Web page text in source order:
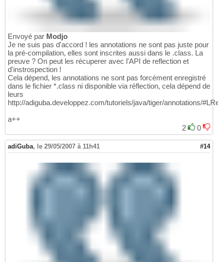
Envoyé par Modjo
Je ne suis pas d'accord ! les annotations ne sont pas juste pour
la pré-compilation, elles sont inscrites aussi dans le .class. La
preuve ? On peut les récuperer avec l'API de reflection et
d'instrospection !
Cela dépend, les annotations ne sont pas forcément enregistré
dans le fichier *.class ni disponible via réflection, cela dépend de
leurs
http://adiguba.developpez.com/tutoriels/java/tiger/annotations/
a++
2
0
adiGuba, le 29/05/2007 à 11h41 #14